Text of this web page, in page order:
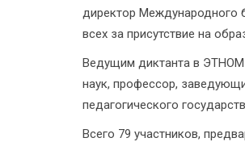
директор Международного
всех за присутствие на
Ведущим диктанта в
наук, профессор,
педагогического
Всего 79 участников,